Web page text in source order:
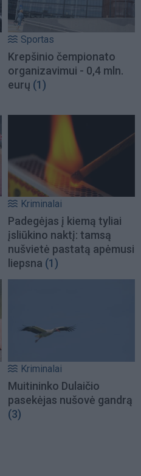
Sportas
Krepšinio čempionato
organizavimui - 0,4 mln.
eurų (1)
Kriminalai
Padegėjas į kiemą tyliai
įsliūkino naktį: tamsą
nušvietė pastatą apėmusi
liepsna (1)
Kriminalai
Muitininko Dulaičio
pasekėjas nušovė gandrą
(3)